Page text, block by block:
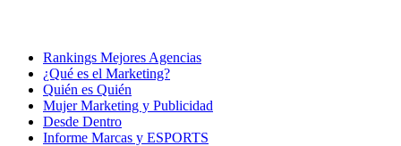
Rankings Mejores Agencias
¿Qué es el Marketing?
Quién es Quién
Mujer Marketing y Publicidad
Desde Dentro
Informe Marcas y ESPORTS